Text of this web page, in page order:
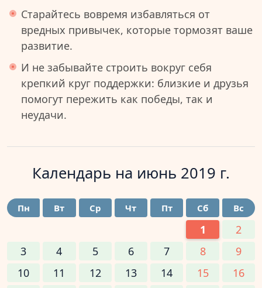
Старайтесь вовремя избавляться от
вредных привычек, которые тормозят ваше
развитие.
И не забывайте строить вокруг себя
крепкий круг поддержки: близкие и друзья
помогут пережить как победы, так и
неудачи.
Календарь на июнь 2019 г.
Пн Вт Ср Чт Пт Сб Вс
1
2
3
4 5 6 7 8
9
10
11 12 13 14 15
16